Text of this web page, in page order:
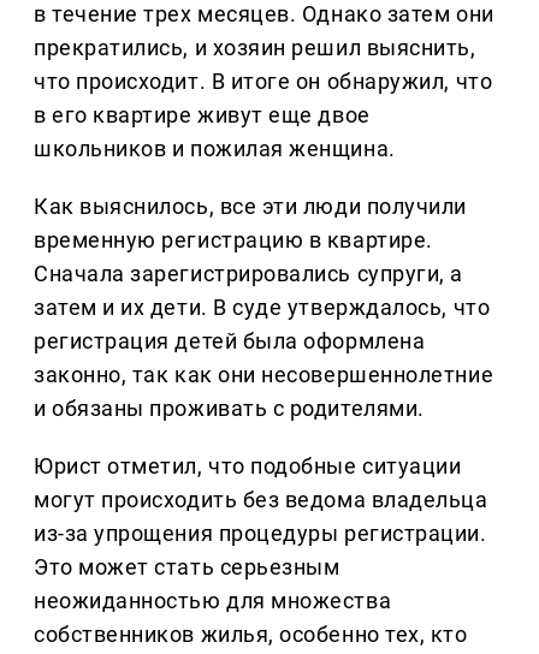
в течение трех месяцев. Однако затем они
прекратились, и хозяин решил выяснить,
что происходит. В итоге он обнаружил, что
в его квартире живут еще двое
школьников и пожилая женщина.
Как выяснилось, все эти люди получили
временную регистрацию в квартире.
Сначала зарегистрировались супруги, а
затем и их дети. В суде утверждалось, что
регистрация детей была оформлена
законно, так как они несовершеннолетние
и обязаны проживать с родителями.
Юрист отметил, что подобные ситуации
могут происходить без ведома владельца
из-за упрощения процедуры регистрации.
Это может стать серьезным
неожиданностью для множества
собственников жилья, особенно тех, кто